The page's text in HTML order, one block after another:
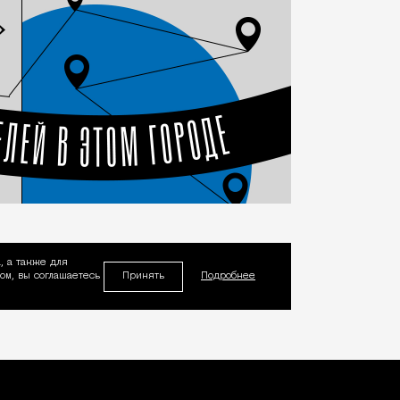
а также для
вы соглашаетесь
Принять Подробнее